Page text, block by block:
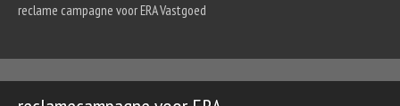
reclame campagne voor ERA Vastgoed